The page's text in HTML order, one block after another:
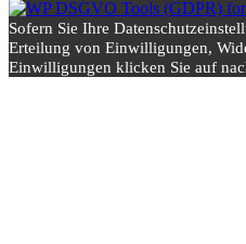
Sofern Sie Ihre
Erteilung von Einwilligungen,
Einwilligungen klicken Sie auf